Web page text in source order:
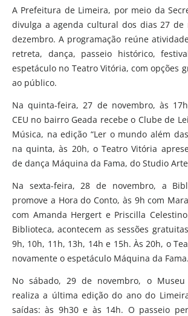
A Prefeitura de Limeira, por meio da
divulga a agenda cultural dos dias 27 de
dezembro. A programação reúne
retreta, dança, passeio histórico,
espetáculo no Teatro Vitória, com opções
ao público.
Na quinta-feira, 27 de novembro, às
CEU no bairro Geada recebe o Clube de
Música, na edição “Ler o mundo além
na quinta, às 20h, o Teatro Vitória
de dança Máquina da Fama, do Studio
Na sexta-feira, 28 de novembro, a
promove a Hora do Conto, às 9h com
com Amanda Hergert e Priscilla
Biblioteca, acontecem as sessões
9h, 10h, 11h, 13h, 14h e 15h. Às 20h, o
novamente o espetáculo Máquina da Fama.
No sábado, 29 de novembro, o Museu
realiza a última edição do ano do
saídas: às 9h30 e às 14h. O passeio